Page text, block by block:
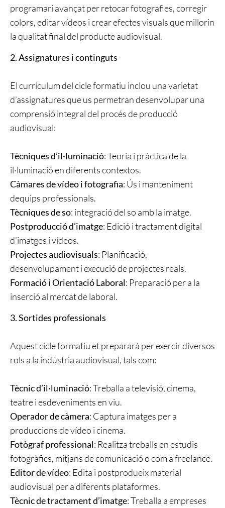
programari avançat per retocar fotografies, corregir
colors, editar vídeos i crear efectes visuals que millorin
la qualitat final del producte audiovisual.
2. Assignatures i continguts
El currículum del cicle formatiu inclou una varietat
d’assignatures que us permetran desenvolupar una
comprensió integral del procés de producció
audiovisual:
Tècniques d’il·luminació: Teoria i pràctica de la
il·luminació en diferents contextos.
Càmares de vídeo i fotografia: Ús i manteniment
dequips professionals.
Tècniques de so: integració del so amb la imatge.
Postproducció d’imatge: Edició i tractament digital
d’imatges i vídeos.
Projectes audiovisuals: Planificació,
desenvolupament i execució de projectes reals.
Formació i Orientació Laboral: Preparació per a la
inserció al mercat de laboral.
3. Sortides professionals
Aquest cicle formatiu et prepararà per exercir diversos
rols a la indústria audiovisual, tals com:
Tècnic d’il·luminació: Treballa a televisió, cinema,
teatre i esdeveniments en viu.
Operador de càmera: Captura imatges per a
produccions de vídeo i cinema.
Fotògraf professional: Realitza treballs en estudis
fotogràfics, mitjans de comunicació o com a freelance.
Editor de vídeo: Edita i postprodueix material
audiovisual per a diferents plataformes.
Tècnic de tractament d’imatge: Treballa a empreses